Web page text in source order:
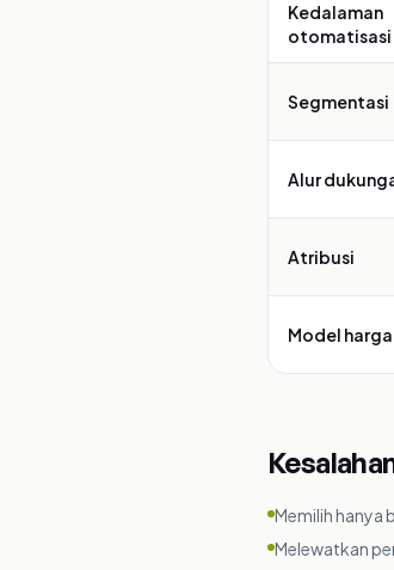
Kedalaman
otomatisasi
Segmentasi
Alur
Atribusi
Model harga
Memilih hanya
Melewatkan